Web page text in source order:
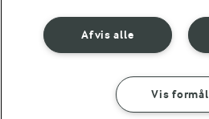
Betingelser for brug
Håndtering af personlige oplysninger
Afvis alle
Vis formål